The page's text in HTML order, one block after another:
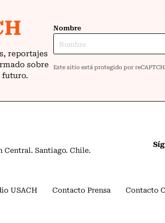
Central. Santiago. Chile.
USACH Contacto Prensa Contacto